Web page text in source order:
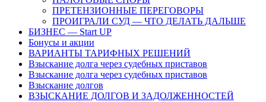
ПРЕТЕНЗИОННЫЕ ПЕРЕГОВОРЫ
ПРОИГРАЛИ СУД — ЧТО ДЕЛАТЬ ДАЛЬШЕ
БИЗНЕС — Start UP
Бонусы и акции
ВАРИАНТЫ ТАРИФНЫХ РЕШЕНИЙ
Взыскание долга через судебных приставов
Взыскание долга через судебных приставов
Взыскание долгов
ВЗЫСКАНИЕ ДОЛГОВ И ЗАДОЛЖЕННОСТЕЙ